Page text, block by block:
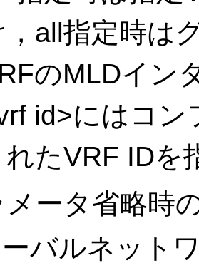
all指定時は
のMLDイン
id>にはコ
たVRF IDを
ータ省略時
バルネット